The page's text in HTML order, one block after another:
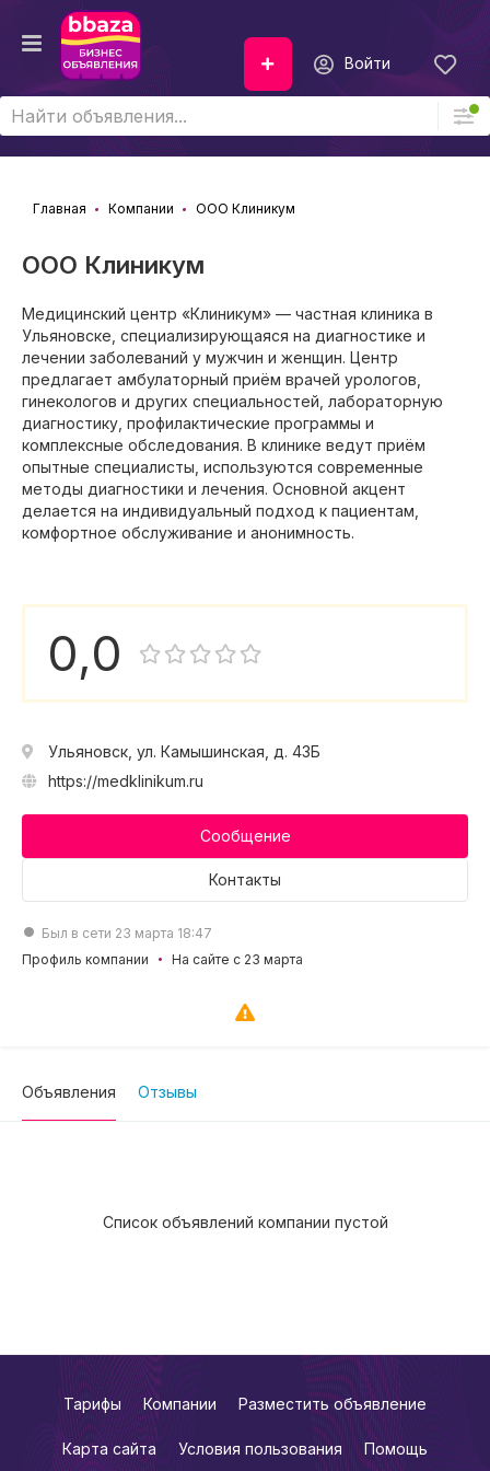
Войти
Главная Компании ООО Клиникум
ООО Клиникум
Медицинский центр «Клиникум» — частная клиника в
Ульяновске, специализирующаяся на диагностике и
лечении заболеваний у мужчин и женщин. Центр
предлагает амбулаторный приём врачей урологов,
гинекологов и других специальностей, лабораторную
диагностику, профилактические программы и
комплексные обследования. В клинике ведут приём
опытные специалисты, используются современные
методы диагностики и лечения. Основной акцент
делается на индивидуальный подход к пациентам,
комфортное обслуживание и анонимность.
0,0
Ульяновск, ул. Камышинская, д. 43Б
https://medklinikum.ru
Сообщение
Контакты
Был в сети 23 марта 18:47
Профиль компании
На сайте с 23 марта
Объявления Отзывы
Список объявлений компании пустой
Тарифы Компании Разместить объявление
Карта сайта Условия пользования Помощь